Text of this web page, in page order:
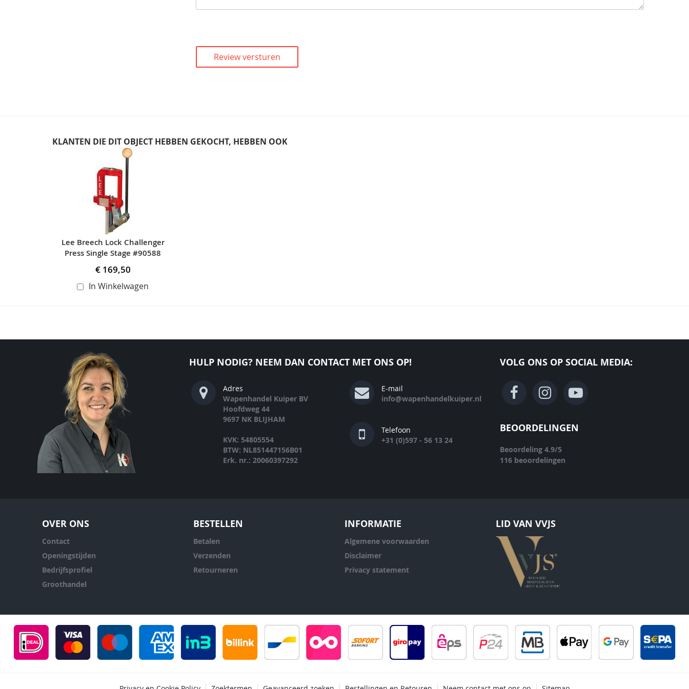
Review versturen
KLANTEN DIE DIT OBJECT HEBBEN GEKOCHT, HEBBEN OOK
Lee Breech Lock Challenger
Press Single Stage #90588
€ 169,50
In Winkelwagen
HULP NODIG? NEEM DAN CONTACT MET ONS OP!
Adres
Wapenhandel Kuiper BV
Hoofdweg 44
9697 NK BLIJHAM
KVK: 54805554
BTW: NL851447156B01
Erk. nr.: 20060397292
E-mail
info@wapenhandelkuiper.nl
Telefoon
+31 (0)597 - 56 13 24
VOLG ONS OP SOCIAL MEDIA:
BEOORDELINGEN
Beoordeling 4.9/5
116 beoordelingen
OVER ONS
Contact
Openingstijden
Bedrijfsprofiel
Groothandel
BESTELLEN
Betalen
Verzenden
Retourneren
INFORMATIE
Algemene voorwaarden
Disclaimer
Privacy statement
LID VAN VVJS